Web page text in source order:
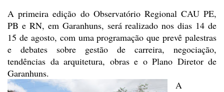
A primeira edição do Observatório Regional CAU PE,
PB e RN, em Garanhuns, será realizado nos dias 14 de
15 de agosto, com uma programação que prevê palestras
e debates sobre gestão de carreira, negociação,
tendências da arquitetura, obras e o Plano Diretor de
Garanhuns.
A